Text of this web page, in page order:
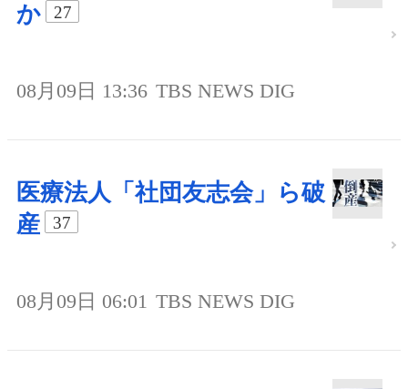
か
27
08月09日 13:36 TBS NEWS DIG
医療法人「社団友志会」ら破
産
37
08月09日 06:01 TBS NEWS DIG